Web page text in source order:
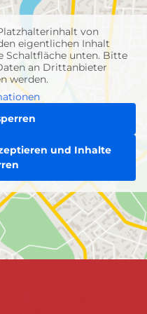
von
eigentlichen Inhalt
Schaltfläche unten. Bitte
an Drittanbieter
werden.
und Inhalte